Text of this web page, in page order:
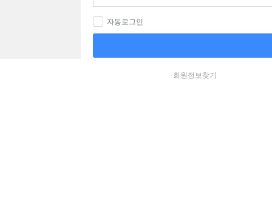
자동로그인
회원정보찾기